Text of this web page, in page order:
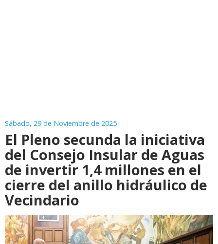
Sábado, 29 de Noviembre de 2025
El Pleno secunda la iniciativa
del Consejo Insular de Aguas
de invertir 1,4 millones en el
cierre del anillo hidráulico de
Vecindario